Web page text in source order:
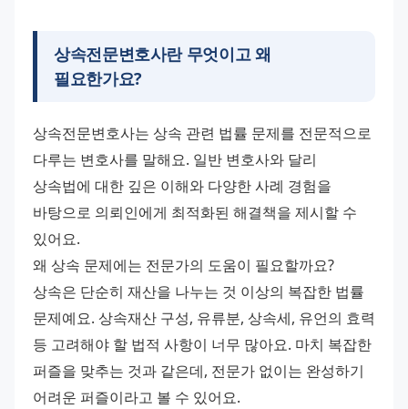
상속전문변호사란 무엇이고 왜
필요한가요?
상속전문변호사는 상속 관련 법률 문제를 전문적으로
다루는 변호사를 말해요. 일반 변호사와 달리
상속법에 대한 깊은 이해와 다양한 사례 경험을
바탕으로 의뢰인에게 최적화된 해결책을 제시할 수
있어요.
왜 상속 문제에는 전문가의 도움이 필요할까요?
상속은 단순히 재산을 나누는 것 이상의 복잡한 법률
문제예요. 상속재산 구성, 유류분, 상속세, 유언의 효력
등 고려해야 할 법적 사항이 너무 많아요. 마치 복잡한
퍼즐을 맞추는 것과 같은데, 전문가 없이는 완성하기
어려운 퍼즐이라고 볼 수 있어요.